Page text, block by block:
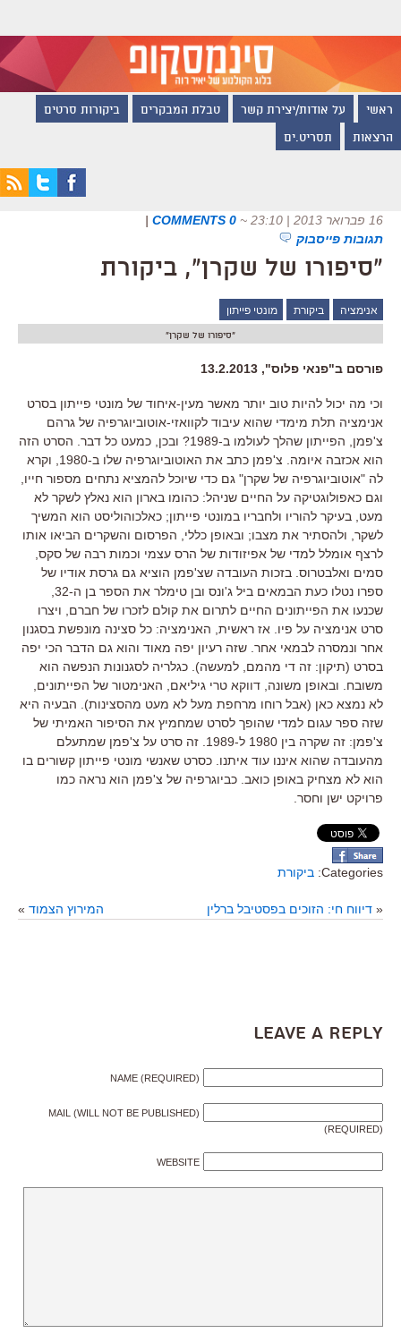
ראשי על אודות/יצירת קשר טבלת המבקרים ביקורות סרטים
הרצאות תסריט.ים
16 פברואר 2013 | 23:10 ~
0 COMMENTS
|
תגובות פייסבוק
"סיפורו של שקרן", ביקורת
אנימציה ביקורת מונטי פייתון
"סיפורו של שקרן"
פורסם ב"פנאי פלוס", 13.2.2013
וכי מה יכול להיות טוב יותר מאשר מעין-איחוד של מונטי פייתון בסרט
אנימציה תלת מימדי שהוא עיבוד לקוואזי-אוטוביוגרפיה של גרהם
צ'פמן, הפייתון שהלך לעולמו ב-1989? ובכן, כמעט כל דבר. הסרט הזה
הוא אכזבה איומה. צ'פמן כתב את האוטוביוגרפיה שלו ב-1980, וקרא
לה "אוטוביוגרפיה של שקרן" גם כדי שיוכל להמציא נתחים מספור חייו,
וגם כאפולוגטיקה על החיים שניהל: כהומו בארון הוא נאלץ לשקר לא
מעט, בעיקר להוריו ולחבריו במונטי פייתון; כאלכוהוליסט הוא המשיך
לשקר, ולהסתיר את מצבו; ובאופן כללי, הפרסום והשקרים הביאו אותו
לרצף אומלל למדי של אפיזודות של הרס עצמי וכמות רבה של סקס,
סמים ואלבטרוס. בזכות העובדה שצ'פמן הוציא גם גרסת אודיו של
שכנעו את הפייתונים החיים לתרום את קולם לזכרו של חברם, ויצרו
סרט אנימציה על פיו. אז ראשית, האנימציה: כל סצינה מונפשת בסגנון
אחר ונמסרה לבמאי אחר. שזה רעיון יפה מאוד והוא גם הדבר הכי יפה
בסרט (תיקון: זה די מהמם, למעשה). כגלריה לסגנונות הנפשה הוא
משובח. ובאופן משונה, דווקא טרי גיליאם, האנימטור של הפייתונים,
לא נמצא כאן (אבל רוחו מרחפת מעל לא מעט מהסצינות). הבעיה היא
שזה ספר עגום למדי שהופך לסרט שמחמיץ את הסיפור האמיתי של
צ'פמן: זה שקרה בין 1980 ל-1989. זה סרט על צ'פמן שמתעלם
מהעובדה שהוא איננו עוד איתנו. כסרט שאנשי מונטי פייתון קשורים בו
הוא לא מצחיק באופן כואב. כביוגרפיה של צ'פמן הוא נראה כמו
פרויקט ישן וחסר.
Categories: ביקורת
« דיווח חי: הזוכים בפסטיבל ברלין המירוץ הצמוד »
Leave a Reply
NAME (REQUIRED)
MAIL (WILL NOT BE PUBLISHED)
(REQUIRED)
WEBSITE